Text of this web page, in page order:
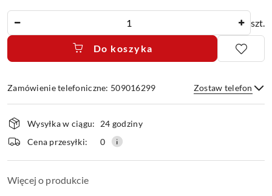
szt.
Do koszyka
Zamówienie telefoniczne: 509016299 Zostaw telefon
Wyślij
Dostępność
i
dostawa
Wysyłka w ciągu:
24 godziny
Cena przesyłki:
0
Więcej o produkcie